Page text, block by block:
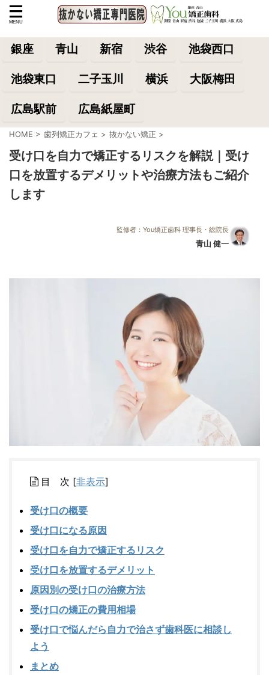
銀座 青山 新宿 渋谷 池袋西口
池袋東口 二子玉川 横浜 大阪梅田
広島駅前 広島紙屋町
HOME > 歯列矯正カフェ > 抜かない矯正 >
受け口を自力で矯正するリスクを解説｜受け
口を放置するデメリットや治療方法もご紹介
します
監修者：You矯正歯科 理事長・総院長
青山 健一
目 次 [非表示]
受け口の概要
受け口になる原因
受け口を自力で矯正するリスク
受け口を放置するデメリット
原因別の受け口の治療方法
受け口の矯正の費用相場
受け口で悩んだら自力で治さず歯科医に相談し
よう
まとめ